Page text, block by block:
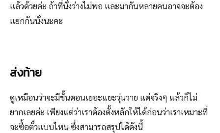
แล้วด้วยค่ะ ถ้าที่นั่งว่างไม่พอ และมากันหลายคนอาจจะต้อง
แยกกันนั่งนะคะ
ส่งท้าย
ดูเหมือนว่าจะมีขั้นตอนเยอะแยะวุ่นวาย แต่จริงๆ แล้วก็ไม่
ยากเลยค่ะ เพียงแต่ว่าเราต้องตั้งหลักให้ได้ก่อนว่าเราเหมาะที่
จะซื้อตั๋วแบบไหน ซึ่งสามารถสรุปได้ดังนี้